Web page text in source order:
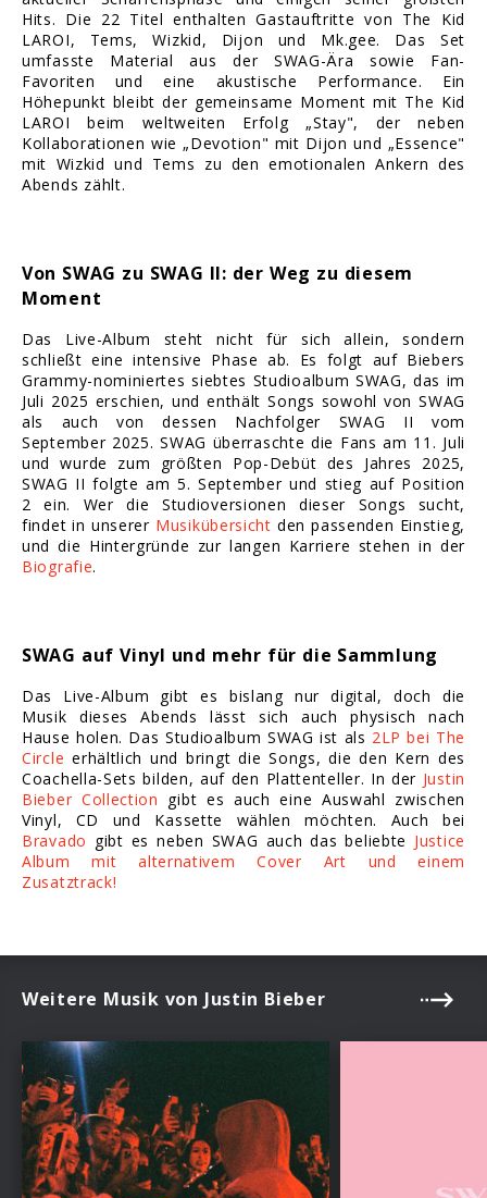
Hits. Die 22 Titel enthalten Gastauftritte von The Kid
LAROI, Tems, Wizkid, Dijon und Mk.gee. Das Set
umfasste Material aus der SWAG-Ära sowie Fan-
Favoriten und eine akustische Performance. Ein
Höhepunkt bleibt der gemeinsame Moment mit The Kid
LAROI beim weltweiten Erfolg „Stay", der neben
Kollaborationen wie „Devotion" mit Dijon und „Essence"
mit Wizkid und Tems zu den emotionalen Ankern des
Abends zählt.
Von SWAG zu SWAG II: der Weg zu diesem
Moment
Das Live-Album steht nicht für sich allein, sondern
schließt eine intensive Phase ab. Es folgt auf Biebers
Grammy-nominiertes siebtes Studioalbum SWAG, das im
Juli 2025 erschien, und enthält Songs sowohl von SWAG
als auch von dessen Nachfolger SWAG II vom
September 2025. SWAG überraschte die Fans am 11. Juli
und wurde zum größten Pop-Debüt des Jahres 2025,
SWAG II folgte am 5. September und stieg auf Position
2 ein. Wer die Studioversionen dieser Songs sucht,
findet in unserer Musikübersicht den passenden Einstieg,
und die Hintergründe zur langen Karriere stehen in der
Biografie.
SWAG auf Vinyl und mehr für die Sammlung
Das Live-Album gibt es bislang nur digital, doch die
Musik dieses Abends lässt sich auch physisch nach
Hause holen. Das Studioalbum SWAG ist als 2LP bei The
Circle erhältlich und bringt die Songs, die den Kern des
Coachella-Sets bilden, auf den Plattenteller. In der Justin
Bieber Collection gibt es auch eine Auswahl zwischen
Vinyl, CD und Kassette wählen möchten. Auch bei
Bravado gibt es neben SWAG auch das beliebte Justice
Album mit alternativem Cover Art und einem
Zusatztrack!
Weitere Musik von Justin Bieber